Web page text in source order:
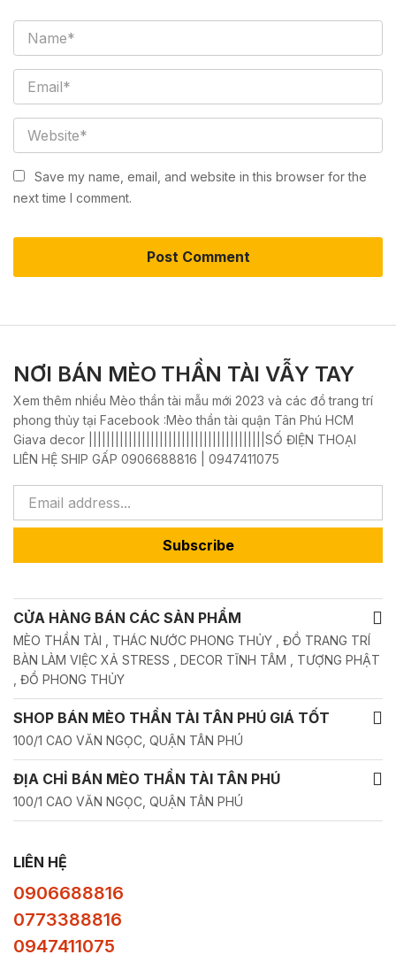
Save my name, email, and website in this browser for the
next time I comment.
NƠI BÁN MÈO THẦN TÀI VẪY TAY
Xem thêm nhiều Mèo thần tài mẫu mới 2023 và các đồ trang trí
phong thủy tại Facebook :Mèo thần tài quận Tân Phú HCM
Giava decor ||||||||||||||||||||||||||||||||||||||||SỐ ĐIỆN THOẠI
LIÊN HỆ SHIP GẤP 0906688816 | 0947411075
Subscribe
CỬA HÀNG BÁN CÁC SẢN PHẨM
MÈO THẦN TÀI , THÁC NƯỚC PHONG THỦY , ĐỒ TRANG TRÍ
BÀN LÀM VIỆC XẢ STRESS , DECOR TĨNH TÂM , TƯỢNG PHẬT
, ĐỒ PHONG THỦY
SHOP BÁN MÈO THẦN TÀI TÂN PHÚ GIÁ TỐT
100/1 CAO VĂN NGỌC, QUẬN TÂN PHÚ
ĐỊA CHỈ BÁN MÈO THẦN TÀI TÂN PHÚ
100/1 CAO VĂN NGỌC, QUẬN TÂN PHÚ
LIÊN HỆ
0906688816
0773388816
0947411075